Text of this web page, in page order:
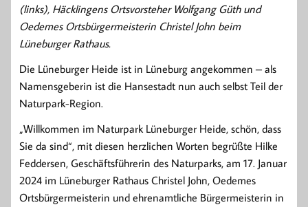
(links), Häcklingens Ortsvorsteher Wolfgang Güth und
Oedemes Ortsbürgermeisterin Christel John beim
Lüneburger Rathaus.
Die Lüneburger Heide ist in Lüneburg angekommen – als
Namensgeberin ist die Hansestadt nun auch selbst Teil der
Naturpark-Region.
„Willkommen im Naturpark Lüneburger Heide, schön, dass
Sie da sind“, mit diesen herzlichen Worten begrüßte Hilke
Feddersen, Geschäftsführerin des Naturparks, am 17. Januar
2024 im Lüneburger Rathaus Christel John, Oedemes
Ortsbürgermeisterin und ehrenamtliche Bürgermeisterin in